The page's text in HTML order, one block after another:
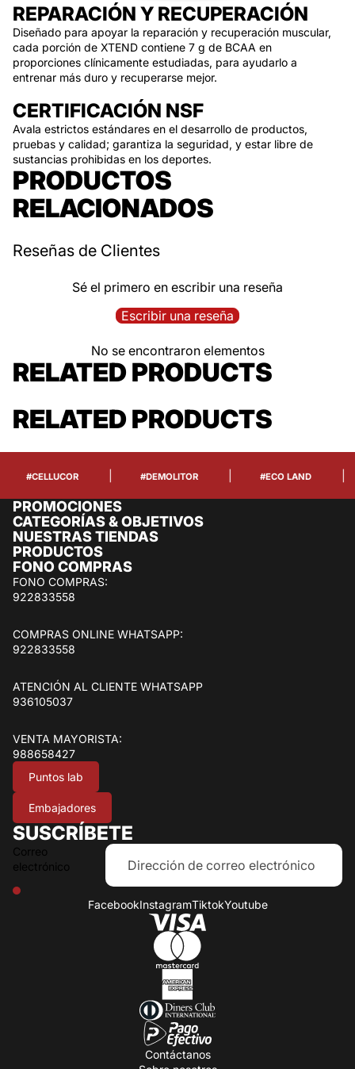
REPARACIÓN Y RECUPERACIÓN
Diseñado para apoyar la reparación y recuperación muscular,
cada porción de XTEND contiene 7 g de BCAA en
proporciones clínicamente estudiadas, para ayudarlo a
entrenar más duro y recuperarse mejor.
CERTIFICACIÓN NSF
Avala estrictos estándares en el desarrollo de productos,
pruebas y calidad; garantiza la seguridad, y estar libre de
sustancias prohibidas en los deportes.
PRODUCTOS
RELACIONADOS
Reseñas de Clientes
Sé el primero en escribir una reseña
Escribir una reseña
No se encontraron elementos
RELATED PRODUCTS
RELATED PRODUCTS
#CELLUCOR #DEMOLITOR #ECO LAND
PROMOCIONES
CATEGORÍAS & OBJETIVOS
NUESTRAS TIENDAS
PRODUCTOS
FONO COMPRAS
FONO COMPRAS:
922833558
COMPRAS ONLINE WHATSAPP:
922833558
ATENCIÓN AL CLIENTE WHATSAPP
936105037
VENTA MAYORISTA:
988658427
Puntos lab
Embajadores
SUSCRÍBETE
Correo
electrónico
FacebookInstagramTiktokYoutube
Contáctanos